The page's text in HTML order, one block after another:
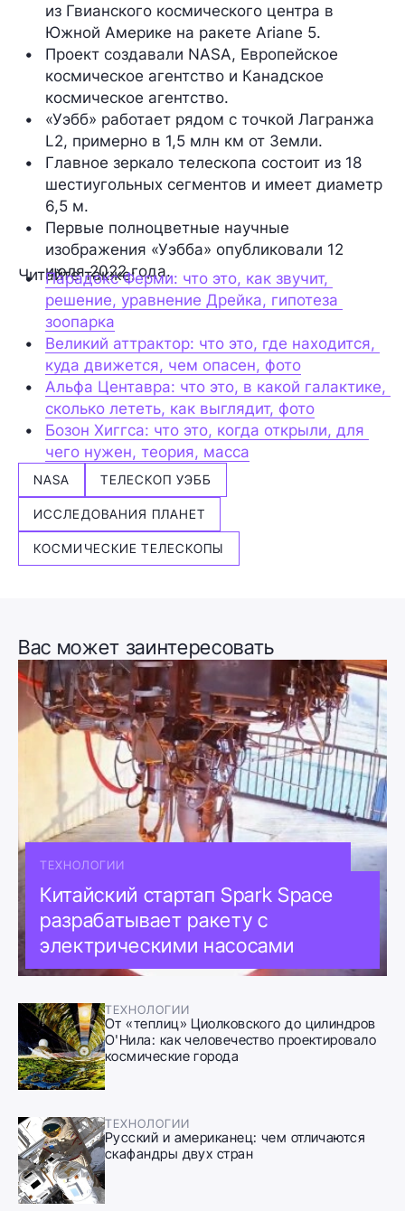
из Гвианского космического центра в
Южной Америке на ракете Ariane 5.
Проект создавали NASA, Европейское
космическое агентство и Канадское
космическое агентство.
«Уэбб» работает рядом с точкой Лагранжа
L2, примерно в 1,5 млн км от Земли.
Главное зеркало телескопа состоит из 18
шестиугольных сегментов и имеет диаметр
6,5 м.
Первые полноцветные научные
изображения «Уэбба» опубликовали 12
июля 2022 года.
Читайте также:
Парадокс Ферми: что это, как звучит,
решение, уравнение Дрейка, гипотеза
зоопарка
Великий аттрактор: что это, где находится,
куда движется, чем опасен, фото
Альфа Центавра: что это, в какой галактике,
сколько лететь, как выглядит, фото
Бозон Хиггса: что это, когда открыли, для
чего нужен, теория, масса
NASA ТЕЛЕСКОП УЭББ
ИССЛЕДОВАНИЯ ПЛАНЕТ
КОСМИЧЕСКИЕ ТЕЛЕСКОПЫ
Вас может заинтересовать
ТЕХНОЛОГИИ
Китайский стартап Spark Space
разрабатывает ракету с
электрическими насосами
ТЕХНОЛОГИИ
От «теплиц» Циолковского до цилиндров
О'Нила: как человечество проектировало
космические города
ТЕХНОЛОГИИ
Русский и американец: чем отличаются
скафандры двух стран